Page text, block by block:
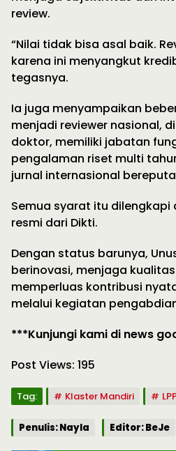
review.
“Nilai tidak bisa asal baik.
karena ini menyangkut
tegasnya.
Ia juga menyampaikan
menjadi reviewer nasional,
doktor, memiliki jabatan
pengalaman riset multi
jurnal internasional
Semua syarat itu dilengkapi
resmi dari Dikti.
Dengan status barunya,
berinovasi, menjaga
memperluas kontribusi
melalui kegiatan
***Kunjungi kami di news
Post Views: 195
Tag: Klaster Mandiri
Penulis: Nayla Editor: BeJe